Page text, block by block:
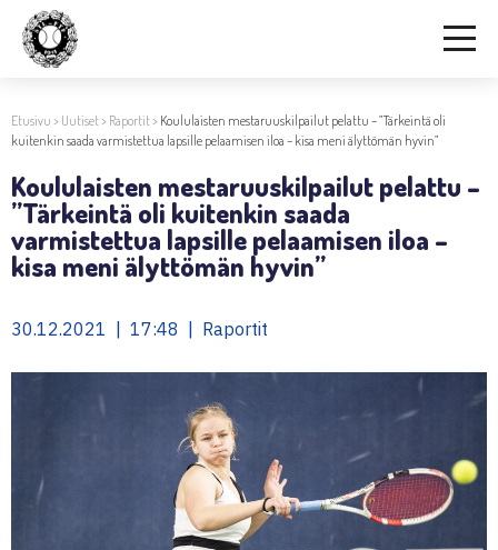
Etusivu > Uutiset> Raportit> Koululaisten mestaruuskilpailut pelattu – ”Tärkeintä oli
kuitenkin saada varmistettua lapsille pelaamisen iloa – kisa meni älyttömän hyvin”
Koululaisten mestaruuskilpailut pelattu –
”Tärkeintä oli kuitenkin saada
varmistettua lapsille pelaamisen iloa –
kisa meni älyttömän hyvin”
30.12.2021 | 17:48 | Raportit